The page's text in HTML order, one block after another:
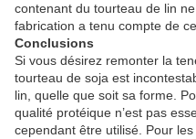
contenant du tourteau de lin
fabrication a tenu compte de
Conclusions
Si vous désirez remonter la
tourteau de soja est
lin, quelle que soit sa forme.
qualité protéique n’est pas
cependant être utilisé. Pour